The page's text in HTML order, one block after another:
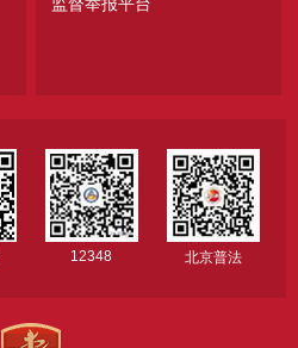
监督举报平台
12348 北京普法